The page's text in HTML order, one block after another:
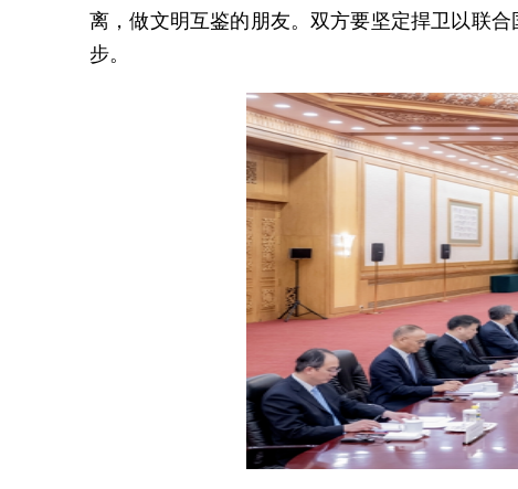
离，做文明互鉴的朋友。双方要坚定捍卫以联
步。